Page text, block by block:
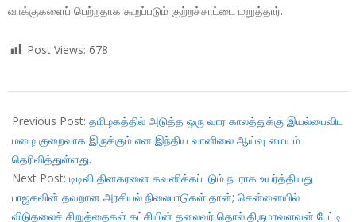
வாக்குகளைப் பெற்றதாக கூறப்படும் குற்றச்சாட்டை மறுத்தார்.
Post Views: 678
12-
26
Previous Post: தமிழகத்தில் அடுத்த ஒரு வார காலத்துக்கு இயல்பைவிட
மழை குறைவாக இருக்கும் என இந்திய வானிலை ஆய்வு மையம்
தெரிவித்துள்ளது.
Next Post: டிடிவி தினகரனை கவனிக்கப்படும் நபராக உயர்த்தியது
பாஜகவின் தவறான அரசியல் நிலைபாடுகள் தான்; சென்னையில்
விடுதலைச் சிறுத்தைகள் கட்சியின் தலைவர் தொல்.திருமாவளவன் பேட்டி